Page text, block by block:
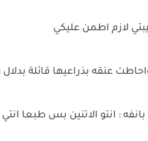
لازم اطمن عليكي
عنقه بذراعيها قائلة
: انتو الاتنين بس طبعا انتي